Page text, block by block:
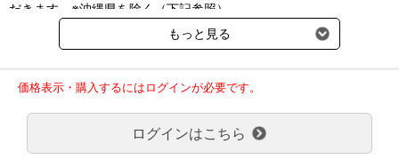
粗繊維
2.4％以下 粗灰分
水分
10.5％以下 カルシウム
マグネシウム
カロリー401kcal/100ｇ
だきます。※沖縄県を除く（下記参照）
※2017年11月14日（火）より沖縄県へのお届けにつきましては、1
回のご注文金額（税込）が、30,000円以上で配送無料となります。
ご了承のほどよろしくお願い致します。
弊社都合でお届けが２回以上に分かれる場合の送料負担は、１回分
のみで新たな送料は発生しません。
大型商品送料が必要な商品をご注文の場合は、大型商品送料のみご
負担頂きます。
もっと見る
価格表示・購入するにはログインが必要です。
ログインはこちら